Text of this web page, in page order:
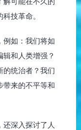
技革命。
例如：我们将如
和人类增强？
的统治者？我们
带来的不平等和
深入探讨了人